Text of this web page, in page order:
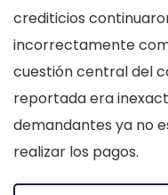
crediticios
incorrectamente
cuestión central del
reportada era
demandantes ya no
realizar los pagos.